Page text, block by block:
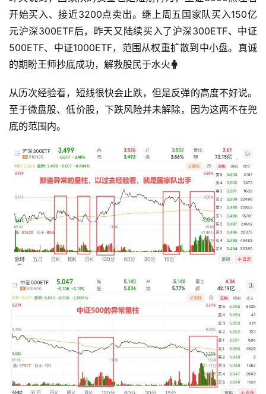
开始买入、接近3200点卖出。继上周五国家队买入150亿
元沪深300ETF后，昨天又陆续买入了沪深300ETF、中证
500ETF、中证1000ETF，范围从权重扩散到中小盘。真诚
的期盼王师抄底成功，解救股民于水火
从历次经验看，短线很快会止跌，但是反弹的高度不好说。
至于微盘股、低价股，下跌风险并未解除，因为这两不在兜
底的范围内。